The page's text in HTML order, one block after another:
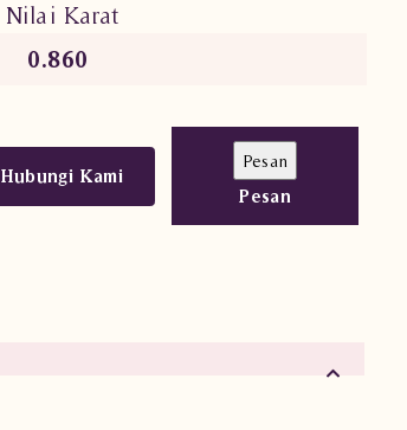
Nilai Karat
0.860
Hubungi Kami
Pesan